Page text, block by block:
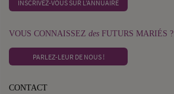
INSCRIVEZ-VOUS SUR L’ANNUAIRE
VOUS CONNAISSEZ des FUTURS MARIÉS ?
PARLEZ-LEUR DE NOUS !
CONTACT